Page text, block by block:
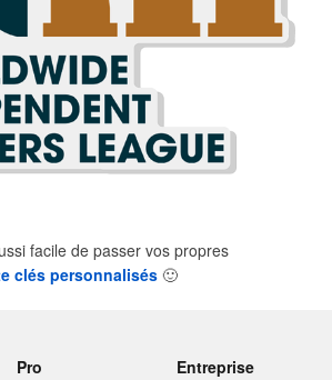
facile de passer vos propres
clés personnalisés 🙂
Pro
Entreprise